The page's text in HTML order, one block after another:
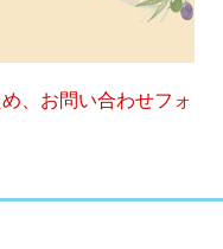
、お問い合わせフォ